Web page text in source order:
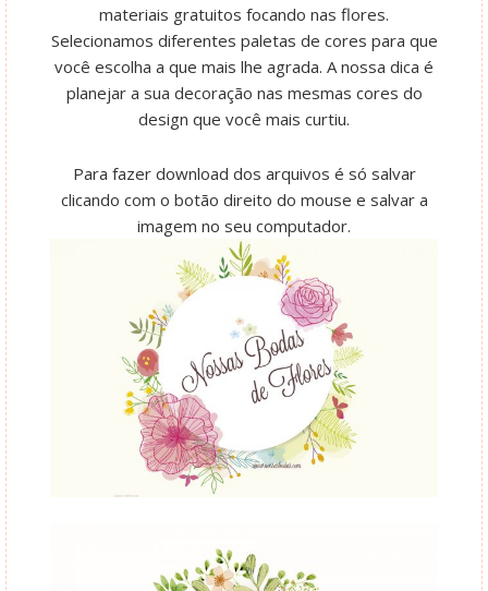
materiais gratuitos focando nas flores.
Selecionamos diferentes paletas de cores para que
você escolha a que mais lhe agrada. A nossa dica é
planejar a sua decoração nas mesmas cores do
design que você mais curtiu.
Para fazer download dos arquivos é só salvar
clicando com o botão direito do mouse e salvar a
imagem no seu computador.